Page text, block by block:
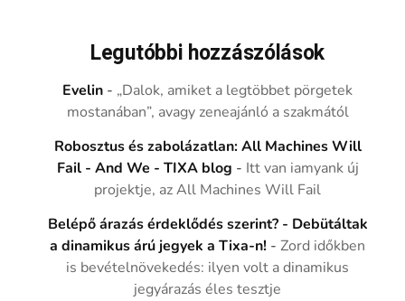
Legutóbbi hozzászólások
Evelin - „Dalok, amiket a legtöbbet pörgetek
mostanában”, avagy zeneajánló a szakmától
Robosztus és zabolázatlan: All Machines Will
Fail - And We - TIXA blog - Itt van iamyank új
projektje, az All Machines Will Fail
Belépő árazás érdeklődés szerint? - Debütáltak
a dinamikus árú jegyek a Tixa-n! -Zord időkben
is bevételnövekedés: ilyen volt a dinamikus
jegyárazás éles tesztje